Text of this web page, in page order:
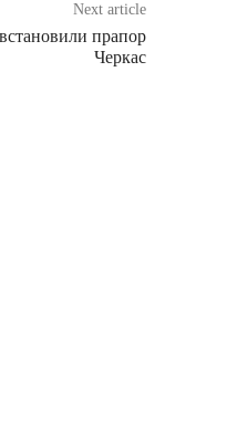
Next article
прапор
Черкас